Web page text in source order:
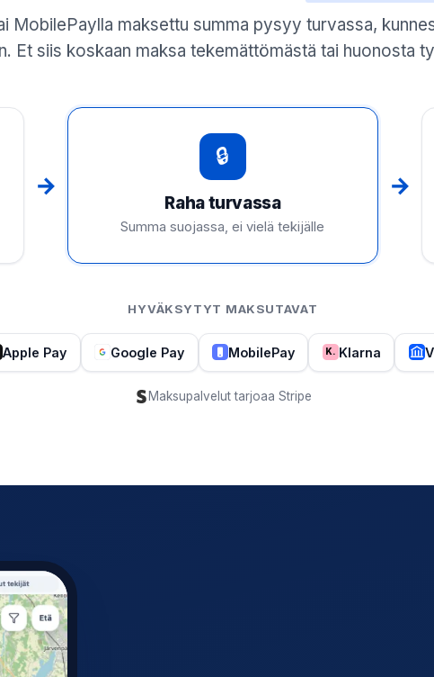
MobilePaylla maksettu summa pysyy turvassa,
Et siis koskaan maksa tekemättömästä tai huonosta
→
🔒
Raha turvassa
Summa suojassa, ei vielä tekijälle
→
HYVÄKSYTYT MAKSUTAVAT
Apple Pay Google Pay MobilePay K. Klarna
Maksupalvelut tarjoaa Stripe